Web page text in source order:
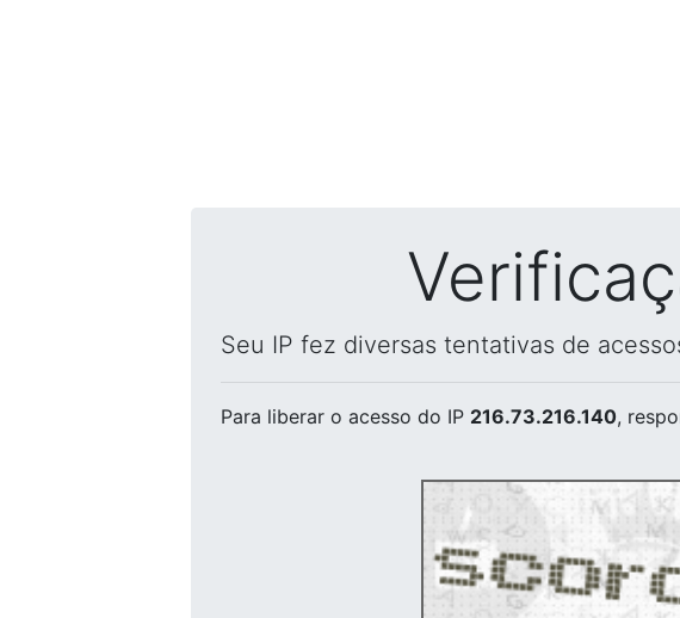
Seu IP fez diversas tentativas de
Para liberar o acesso do IP 216.73.216.140,